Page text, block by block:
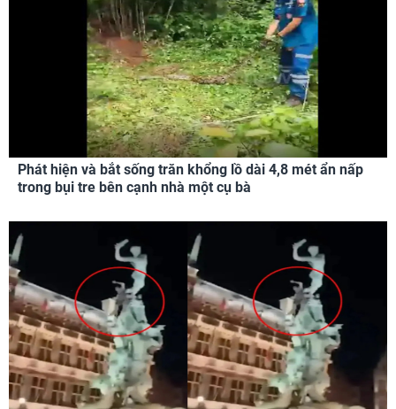
Phát hiện và bắt sống trăn khổng lồ dài 4,8 mét ẩn nấp
trong bụi tre bên cạnh nhà một cụ bà